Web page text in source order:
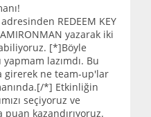
adresinden REDEEM KEY
yazarak iki
[*]Böyle
lazımdı. Bu
girerek ne team-up'lar
*] Etkinliğin
seçiyoruz ve
puan kazandırıyoruz.